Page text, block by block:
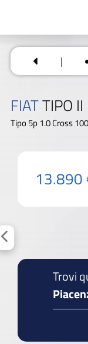
|
FIATTIPO II
Tipo 5p 1.0 Cross
13.890
Trovi